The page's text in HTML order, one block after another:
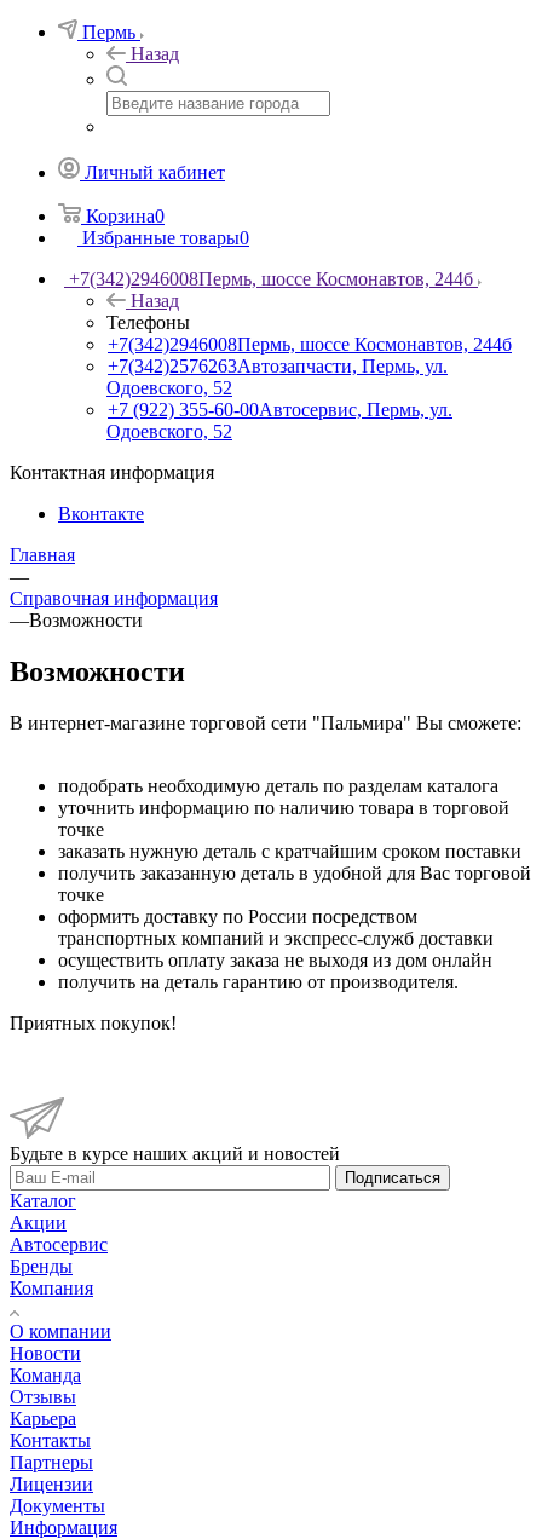
Пермь
Назад
Личный кабинет
Корзина0
Избранные товары0
+7(342)2946008Пермь, шоссе Космонавтов, 244б
Назад
Телефоны
+7(342)2946008Пермь, шоссе Космонавтов, 244б
+7(342)2576263Автозапчасти, Пермь, ул.
Одоевского, 52
+7 (922) 355-60-00Автосервис, Пермь, ул.
Одоевского, 52
Контактная информация
Вконтакте
Главная
—
Справочная информация
—Возможности
Возможности
В интернет-магазине торговой сети "Пальмира" Вы сможете:
подобрать необходимую деталь по разделам каталога
уточнить информацию по наличию товара в торговой
точке
заказать нужную деталь с кратчайшим сроком поставки
получить заказанную деталь в удобной для Вас торговой
точке
оформить доставку по России посредством
транспортных компаний и экспресс-служб доставки
осуществить оплату заказа не выходя из дом онлайн
получить на деталь гарантию от производителя.
Приятных покупок!
Будьте в курсе наших акций и новостей
Подписаться
Каталог
Акции
Автосервис
Бренды
Компания
О компании
Новости
Команда
Отзывы
Карьера
Контакты
Партнеры
Лицензии
Документы
Информация